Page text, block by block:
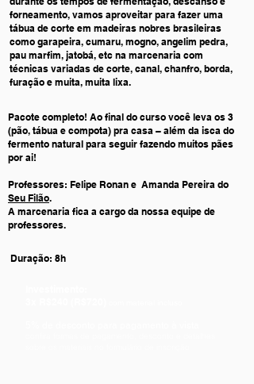
forneamento, vamos aproveitar para fazer uma
tábua de corte em madeiras nobres brasileiras
como garapeira, cumaru, mogno, angelim pedra,
pau marfim, jatobá, etc na marcenaria com
técnicas variadas de corte, canal, chanfro, borda,
furação e muita, muita lixa.
Pacote completo! Ao final do curso você leva os 3
(pão, tábua e compota) pra casa – além da isca do
fermento natural para seguir fazendo muitos pães
por ai!
Professores: Felipe Ronan e Amanda Pereira do
Seu Filão.
A marcenaria fica a cargo da nossa equipe de
professores.
Duração: 8h